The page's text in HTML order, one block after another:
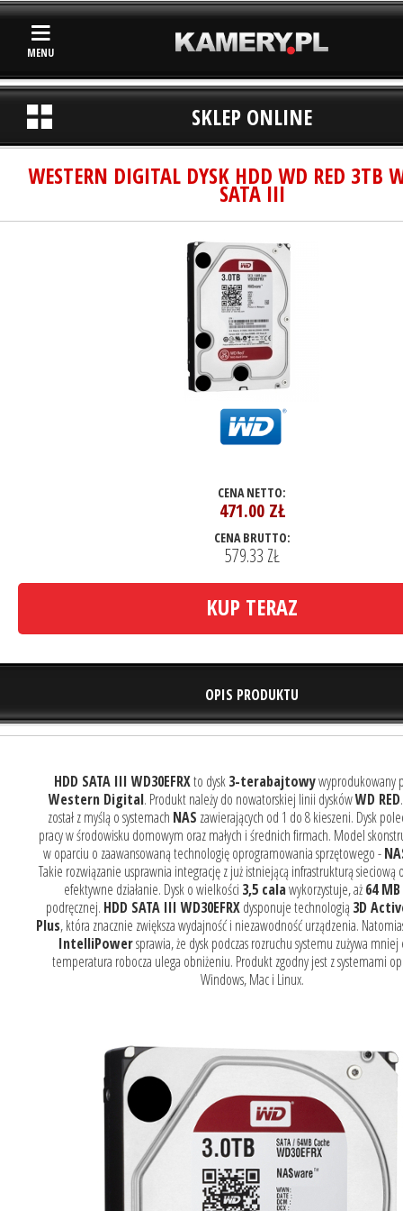
MENU
SKLEP ONLINE
WESTERN DIGITAL DYSK HDD WD RED 3TB
SATA III
CENA NETTO:
471.00ZŁ
CENA BRUTTO:
579.33 ZŁ
KUP TERAZ
OPIS PRODUKTU
HDD SATA III WD30EFRXto dysk3-terabajtowywyprodukowany
Western Digital. Produkt należy do nowatorskiej linii dyskówWD RED
został z myślą o systemach NAS zawierających od 1 do 8 kieszeni. Dysk
pracy w środowisku domowym oraz małych i średnich firmach. Model
w oparciu o zaawansowaną technologię oprogramowania sprzętowego -
Takie rozwiązanie usprawnia integrację z już istniejącą infrastrukturą sieciową
efektywne działanie. Dysk o wielkości 3,5 calawykorzystuje, aż64 MB
podręcznej. HDD SATA III WD30EFRXdysponuje technologią 3D
Plus, która znacznie zwiększa wydajność i niezawodność urządzenia.
IntelliPowersprawia, że dysk podczas rozruchu systemu zużywa
temperatura robocza ulega obniżeniu. Produkt zgodny jest z systemami
Windows, Mac i Linux.